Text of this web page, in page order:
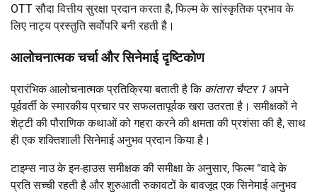
OTT सौदा वित्तीय सुरक्षा प्रदान करता है, फिल्म के सांस्कृतिक प्रभाव के
लिए नाट्य प्रस्तुति सर्वोपरि बनी रहती है।
आलोचनात्मक चर्चा और सिनेमाई दृष्टिकोण
प्रारंभिक आलोचनात्मक प्रतिक्रिया बताती है कि कांतारा चैप्टर 1 अपने
पूर्ववर्ती के स्मारकीय प्रचार पर सफलतापूर्वक खरा उतरता है। समीक्षकों ने
शेट्टी की पौराणिक कथाओं को गहरा करने की क्षमता की प्रशंसा की है, साथ
ही एक शक्तिशाली सिनेमाई अनुभव प्रदान किया है।
टाइम्स नाउ के इन-हाउस समीक्षक की समीक्षा के अनुसार, फिल्म “वादे के
प्रति सच्ची रहती है और शुरुआती रुकावटों के बावजूद एक सिनेमाई अनुभव